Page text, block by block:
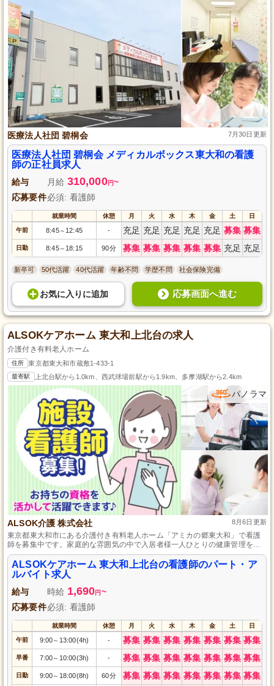
医療法人社団 碧桐会 7月30日更新
医療法人社団 碧桐会 メディカルボックス東大和の看護
師の正社員求人
給与 月給 310,000円~
応募要件必須: 看護師
就業時間 休憩 月 火 水 木 金 土 日
午前 8:45～ 12:45 - 充足 充足 充足 充足 充足 募集 募集
日勤 8:45～ 18:15 90分 募集 募集 募集 募集 募集 充足 充足
新卒可 50代活躍 40代活躍 年齢不問 学歴不問 社会保険完備
お気に入り に追加 応募画面へ進む
ALSOKケアホーム 東大和上北台の求人
介護付き有料老人ホーム
住所 東京都東大和市蔵敷1-433-1
最寄駅 上北台駅から1.0km、西武球場前駅から1.9km、多摩湖駅から2.4km
パノラマ
ALSOK介護 株式会社 8月6日更新
東京都東大和市にある介護付き有料老人ホーム「アミカの郷東大和」で看護
師を募集中です。家庭的な雰囲気の中で入居者様一人ひとりの健康管理を行
い、地域社会に貢献できるやりがいのあるお仕事です。パート・アルバイト
として、あなたのライフスタイルに合わせた柔軟な働き方が可能。看護師資
格と温かいケアの心で、居心地の良い環境づくりを一緒に目指しませんか？
ブランクのある方も歓迎です。
ALSOKケアホーム 東大和上北台の看護師のパート・ア
ルバイト求人
給与 時給 1,690円 ~
応募要件必須: 看護師
就業時間 休憩 月 火 水 木 金 土 日
午前 9:00～ 13:00(4h) - 募集 募集 募集 募集 募集 募集 募集
早番 7:00～ 10:00(3h) - 募集 募集 募集 募集 募集 募集 募集
日勤 9:00～ 18:00(8h) 60分 募集 募集 募集 募集 募集 募集 募集